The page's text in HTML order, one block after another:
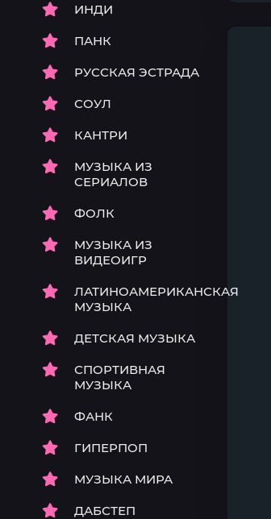
ИНДИ
ПАНК
РУССКАЯ ЭСТРАДА
СОУЛ
КАНТРИ
МУЗЫКА ИЗ
СЕРИАЛОВ
ФОЛК
МУЗЫКА ИЗ
ВИДЕОИГР
ЛАТИНОАМЕРИКАНСКАЯ
МУЗЫКА
ДЕТСКАЯ МУЗЫКА
СПОРТИВНАЯ
МУЗЫКА
ФАНК
ГИПЕРПОП
МУЗЫКА МИРА
ДАБСТЕП